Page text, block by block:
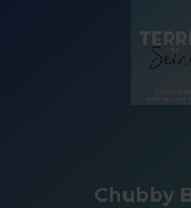
Chubby